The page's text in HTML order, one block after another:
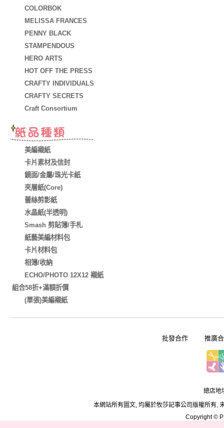
COLORBOK
MELISSA FRANCES
PENNY BLACK
STAMPENDOUS
HERO ARTS
HOT OFF THE PRESS
CRAFTY INDIVIDUALS
CRAFTY SECRETS
Craft Consortium
美編襯紙
卡片素材及信封
鏡面/金屬/珠光卡紙
夾層紙(Core)
蕾絲剪影紙
水晶紙(半透明)
Smash 剪貼簿/手札
紙藝美編材料包
卡片材料包
相簿/收納
ECHO/PHOTO 12X12 襯紙
組合58折+滿額折價
(單張)美編襯紙
批發合作 推廣
總店地
本網站所有圖文, 均屬於牧莎記事公司版權所有,
Copyright ©